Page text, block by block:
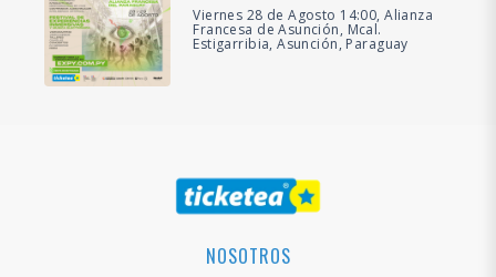
Viernes 28 de Agosto 14:00, Alianza
Francesa de Asunción, Mcal.
Estigarribia, Asunción, Paraguay
NOSOTROS